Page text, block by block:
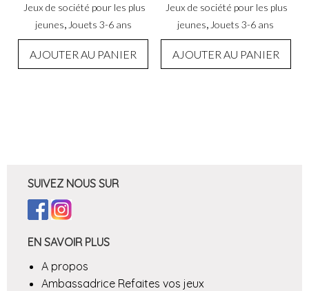
Jeux de société pour les plus
jeunes Jouets 3-6 ans
AJOUTER AU PANIER
Jeux de société pour les plus
jeunes Jouets 3-6 ans
AJOUTER AU PANIER
SUIVEZ NOUS SUR
EN SAVOIR PLUS
A propos
Ambassadrice Refaites vos jeux